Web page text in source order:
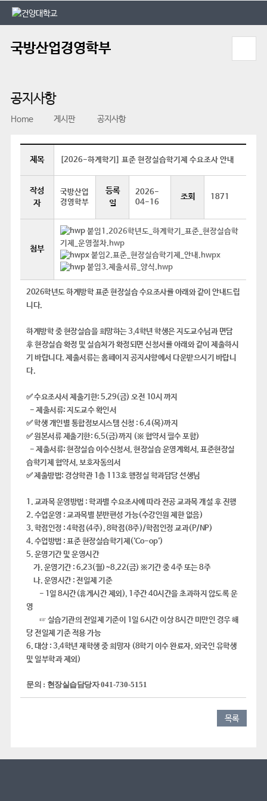
본문 바로가기
대메뉴 바로가기
국방산업경영학부
공지사항
Home 게시판 공지사항
제목 [2026-하계학기] 표준 현장실습학기제 수요조사 안내
작성
자
국방산업
경영학부
등록
일
2026-
04-16
조회 1871
첨부
붙임1.2026학년도_하계학기_표준_현장실습학
기제_운영절차.hwp
붙임2.표준_현장실습학기제_안내.hwpx
붙임3.제출서류_양식.hwp
2026학년도 하계방학 표준 현장실습 수요조사를 아래와 같이 안내드립
니다.
하계방학 중 현장실습을 희망하는 3,4학년 학생은 지도교수님과 면담
후 현장실습 확정 및 실습처가 확정되면 신청서를 아래와 같이 제출하시
기 바랍니다. 제출서류는 홈페이지 공지사항에서 다운받으시기 바랍니
다.
✅ 수요조사서 제출기한: 5.29(금) 오전 10시 까지
- 제출서류: 지도교수 확인서
✅ 학생 개인별 통합정보시스템 신청 : 6.4(목)까지
✅ 원본서류 제출기한: 6.5(금)까지 (※ 협약서 필수 포함)
- 제출서류: 현장실습 이수신청서, 현장실습 운영계획서, 표준현장실
습학기제 협약서, 보호자동의서
✅ 제출방법: 경상학관 1층 113호 행정실 학과담당 선생님
1. 교과목 운영방법 : 학과별 수요조사에 따라 전공 교과목 개설 후 진행
2. 수업운영 : 교과목별 분반편성 가능(수강인원 제한 없음)
3. 학점인정 : 4학점(4주), 8학점(8주)/학점인정 교과(P/NP)
4. 수업방법 : 표준 현장실습학기제('Co-op')
5. 운영기간 및 운영시간
가. 운영기간 : 6.23(월)~8.22(금) ※기간 중 4주 또는 8주
나. 운영시간 : 전일제 기준
- 1일 8시간(휴게시간 제외), 1주간 40시간을 초과하지 않도록 운
영
☞ 실습기관의 전일제 기준이 1일 6시간 이상 8시간 미만인 경우 해
당 전일제 기준 적용 가능
6. 대상 : 3,4학년 재학생 중 희망자 (8학기 이수 완료자, 외국인 유학생
및 일부학과 제외)​ ​
문의 : 현장실습담당자041-730-5151
목록